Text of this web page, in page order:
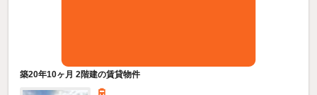
築20年10ヶ月 2階建の賃貸物件